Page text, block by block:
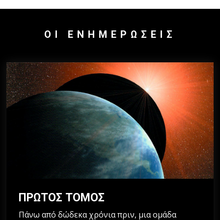
ΟΙ ΕΝΗΜΕΡΏΣΕΙΣ
ΠΡΩΤΟΣ ΤΟΜΟΣ
Πάνω από δώδεκα χρόνια πριν, μια ομάδα